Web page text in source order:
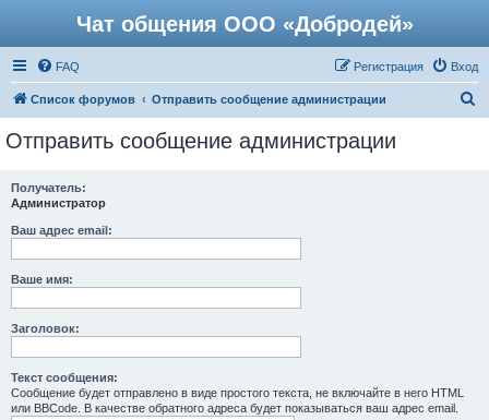
Чат общения ООО «Добродей»
FAQ Вход
Регистрация
Список форумов Отправить сообщение администрации
Отправить сообщение администрации
Получатель:
Администратор
Ваш адрес email:
Ваше имя:
Заголовок:
Текст сообщения:
Сообщение будет отправлено в виде простого текста, не включайте в него HTML
или BBCode. В качестве обратного адреса будет показываться ваш адрес email.